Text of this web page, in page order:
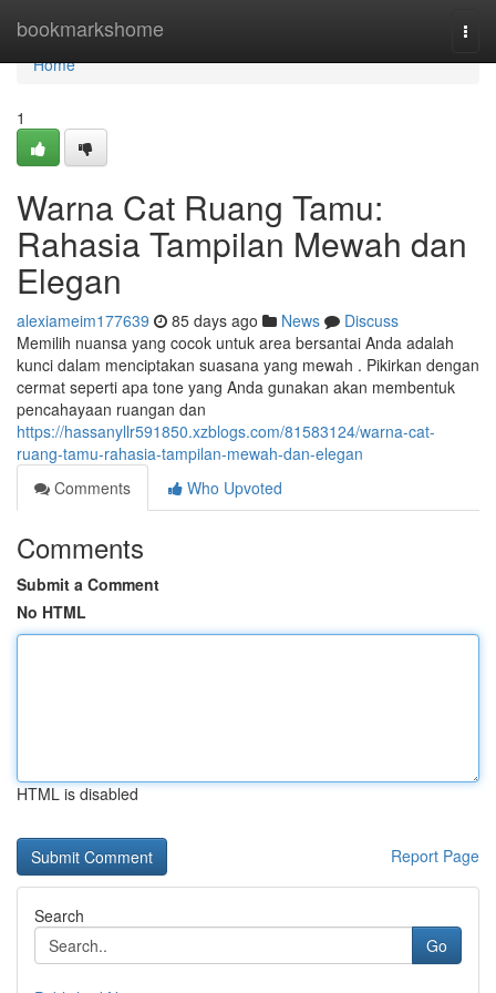
bookmarkshome
Home
Home
1
Warna Cat Ruang Tamu:
Rahasia Tampilan Mewah dan
Elegan
alexiameim177639 85 days ago News
Discuss
Memilih nuansa yang cocok untuk area bersantai Anda adalah
kunci dalam menciptakan suasana yang mewah . Pikirkan dengan
cermat seperti apa tone yang Anda gunakan akan membentuk
pencahayaan ruangan dan
https://hassanyllr591850.xzblogs.com/81583124/warna-cat-
ruang-tamu-rahasia-tampilan-mewah-dan-elegan
Comments
Who Upvoted
Comments
Submit a Comment
No HTML
HTML is disabled
Report Page
Search
Go